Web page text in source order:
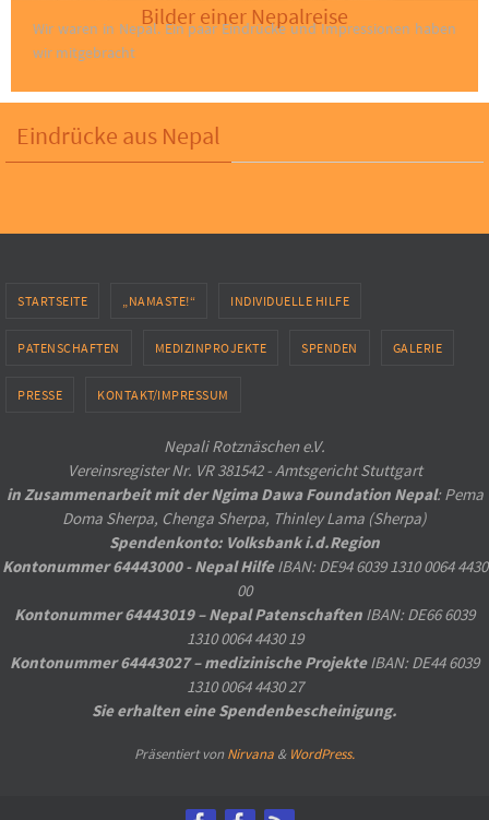
Bilder einer Nepalreise
Wir waren in Nepal. Ein paar Eindrücke und Impressionen haben
wir mitgebracht
Eindrücke aus Nepal
STARTSEITE „NAMASTE!“ INDIVIDUELLE HILFE
PATENSCHAFTEN MEDIZINPROJEKTE SPENDEN GALERIE
PRESSE KONTAKT/IMPRESSUM
Nepali Rotznäschen e.V.
Vereinsregister Nr. VR 381542 - Amtsgericht Stuttgart
in Zusammenarbeit mit der Ngima Dawa Foundation Nepal: Pema
Doma Sherpa, Chenga Sherpa, Thinley Lama (Sherpa)
Spendenkonto: Volksbank i.d.Region
Kontonummer 64443000 - Nepal HilfeIBAN: DE94 6039 1310 0064 4430
00
Kontonummer 64443019 – Nepal Patenschaften IBAN: DE66 6039
1310 0064 4430 19
Kontonummer 64443027 – medizinische ProjekteIBAN: DE44 6039
1310 0064 4430 27
Sie erhalten eine Spendenbescheinigung.
Präsentiert von Nirvana & WordPress.